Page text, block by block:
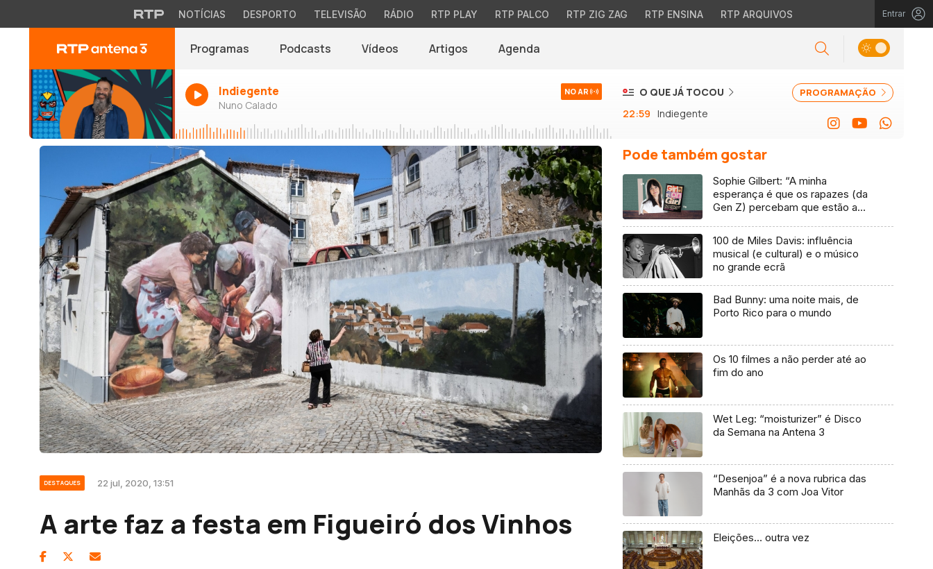
NOTÍCIAS DESPORTO TELEVISÃO RÁDIO RTP PLAY RTP PALCO RTP ZIG ZAG RTP ENSINA RTP ARQUIVOS Entrar
Programas Podcasts Vídeos Artigos Agenda
Indiegente
Nuno Calado
NO AR PROGRAMAÇÃO
O QUE JÁ TOCOU
22:59 Indiegente
DESTAQUES 22 jul, 2020, 13:51
A arte faz a festa em Figueiró dos Vinhos
Pode também gostar
Sophie Gilbert: “A minha
esperança é que os rapazes (da
Gen Z) percebam que estão a
100 de Miles Davis: influência
musical (e cultural) e o músico
no grande ecrã
Bad Bunny: uma noite mais, de
Porto Rico para o mundo
Os 10 filmes a não perder até ao
fim do ano
Wet Leg: “moisturizer” é Disco
da Semana na Antena 3
“Desenjoa” é a nova rubrica das
Manhãs da 3 com Joa Vitor
Eleições… outra vez